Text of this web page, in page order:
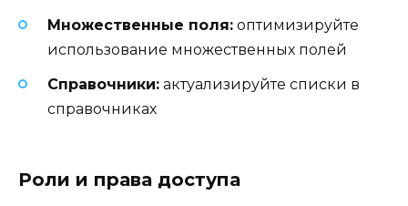
Множественные поля: оптимизируйте
использование множественных полей
Справочники: актуализируйте списки в
справочниках
Роли и права доступа